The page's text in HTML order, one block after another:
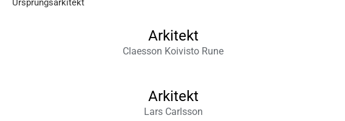
Ursprungsarkitekt
Arkitekt
Claesson Koivisto Rune
Arkitekt
Lars Carlsson